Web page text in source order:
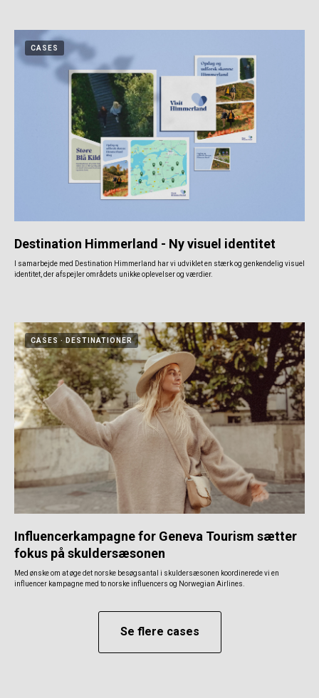
CASES
Destination Himmerland - Ny visuel identitet
I samarbejde med Destination Himmerland har vi udviklet en stærk og genkendelig visuel
identitet, der afspejler områdets unikke oplevelser og værdier.
CASES DESTINATIONER
Influencerkampagne for Geneva Tourism sætter
fokus på skuldersæsonen
Med ønske om at øge det norske besøgsantal i skuldersæsonen koordinerede vi en
influencer kampagne med to norske influencers og Norwegian Airlines.
Se flere cases